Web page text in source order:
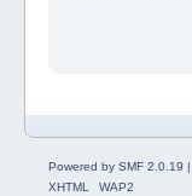
Powered by SMF 2.0.19 |
XHTML
WAP2